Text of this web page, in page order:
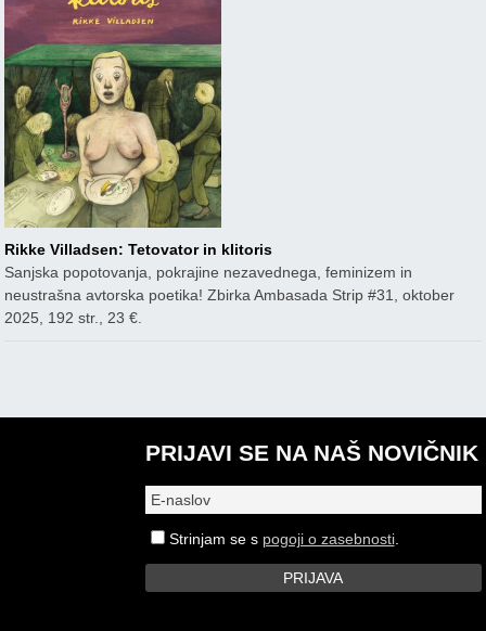
Rikke Villadsen: Tetovator in klitoris
Sanjska popotovanja, pokrajine nezavednega, feminizem in
neustrašna avtorska poetika! Zbirka Ambasada Strip #31, oktober
2025, 192 str., 23 €.
PRIJAVI SE NA NAŠ NOVIČNIK
Strinjam se s pogoji o zasebnosti.